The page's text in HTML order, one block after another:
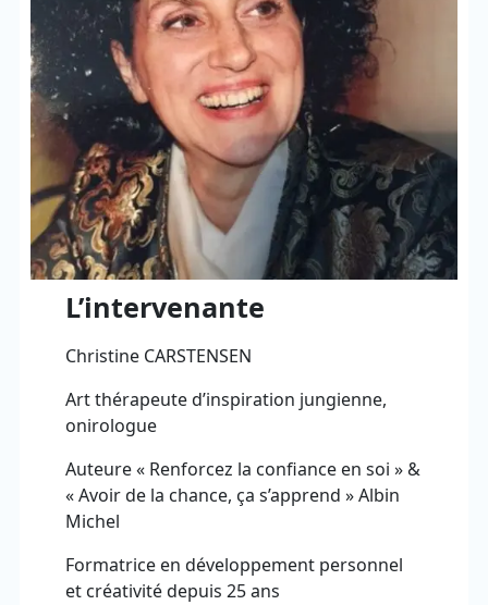
L’intervenante
Christine CARSTENSEN
Art thérapeute d’inspiration jungienne,
onirologue
Auteure « Renforcez la confiance en soi » &
« Avoir de la chance, ça s’apprend » Albin
Michel
Formatrice en développement personnel
et créativité depuis 25 ans